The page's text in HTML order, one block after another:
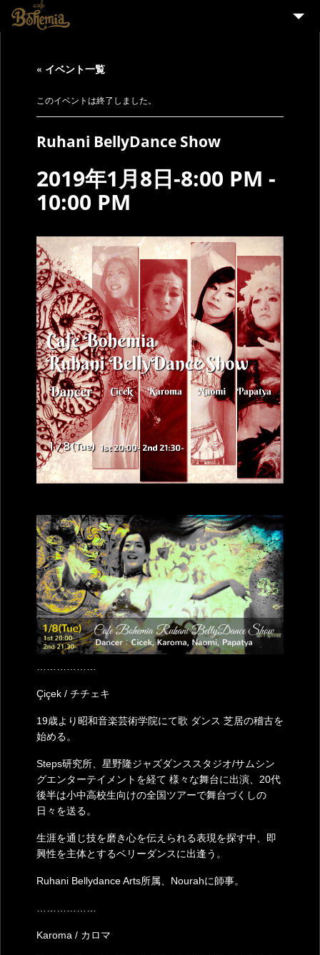
EVENT
ENGLISH
« イベント一覧
このイベントは終了しました。
Ruhani BellyDance Show
2019年1月8日-8:00 PM -
10:00 PM
Çiçek / チチェキ
19歳より昭和音楽芸術学院にて歌 ダンス 芝居の稽古を
始める。
Steps研究所、星野隆ジャズダンススタジオ/サムシン
グエンターテイメントを経て 様々な舞台に出演、20代
後半は小中高校生向けの全国ツアーで舞台づくしの
日々を送る。
生涯を通じ技を磨き心を伝えられる表現を探す中、即
興性を主体とするベリーダンスに出逢う。
Ruhani Bellydance Arts所属、Nourahに師事。
Karoma / カロマ